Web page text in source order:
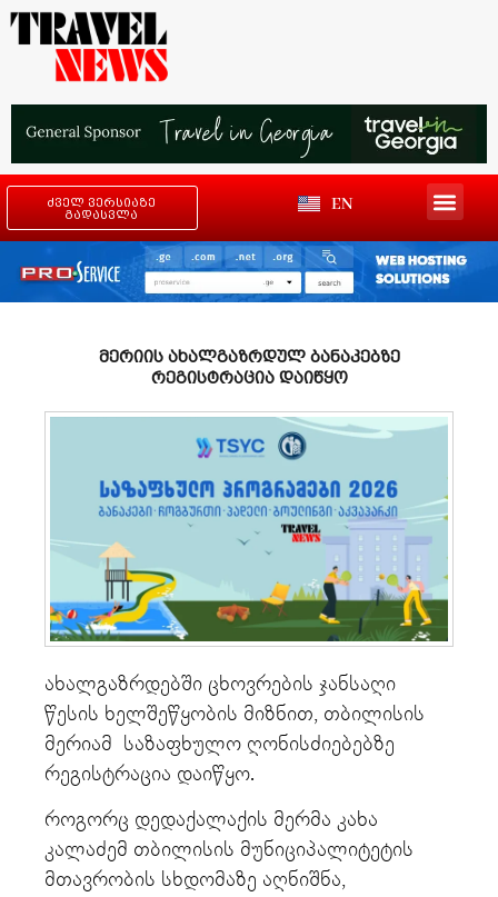
ძველ ვერსიაზე
გადასვლა
EN
მერიის ახალგაზრდულ ბანაკებზე
რეგისტრაცია დაიწყო
ახალგაზრდებში ცხოვრების ჯანსაღი
წესის ხელშეწყობის მიზნით, თბილისის
მერიამ საზაფხულო ღონისძიებებზე
რეგისტრაცია დაიწყო.
როგორც დედაქალაქის მერმა კახა
კალაძემ თბილისის მუნიციპალიტეტის
მთავრობის სხდომაზე აღნიშნა,